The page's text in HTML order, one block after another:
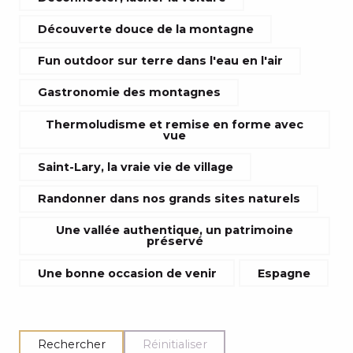
Découverte douce de la montagne
Fun outdoor sur terre dans l'eau en l'air
Gastronomie des montagnes
Thermoludisme et remise en forme avec
vue
Saint-Lary, la vraie vie de village
Randonner dans nos grands sites naturels
Une vallée authentique, un patrimoine
préservé
Une bonne occasion de venir Espagne